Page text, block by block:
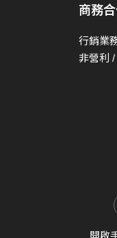
商務
行銷業
非營利
開啟